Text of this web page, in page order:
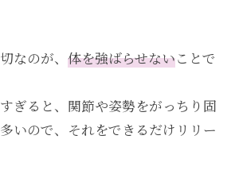
なのが、 体を強ばらせないことで
ぎると、関節や姿勢をがっちり固
いので、それをできるだけリリー